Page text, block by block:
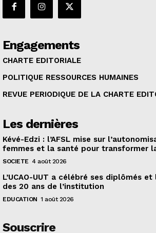
Engagements
CHARTE EDITORIALE
POLITIQUE RESSOURCES HUMAINES
REVUE PERIODIQUE DE LA CHARTE
Les dernières
Kévé-Edzi : l’AFSL mise sur
femmes et la santé pour transformer
SOCIETE 4 août 2026
L’UCAO-UUT a célébré ses diplômés
des 20 ans de l’institution
EDUCATION 1 août 2026
Souscrire